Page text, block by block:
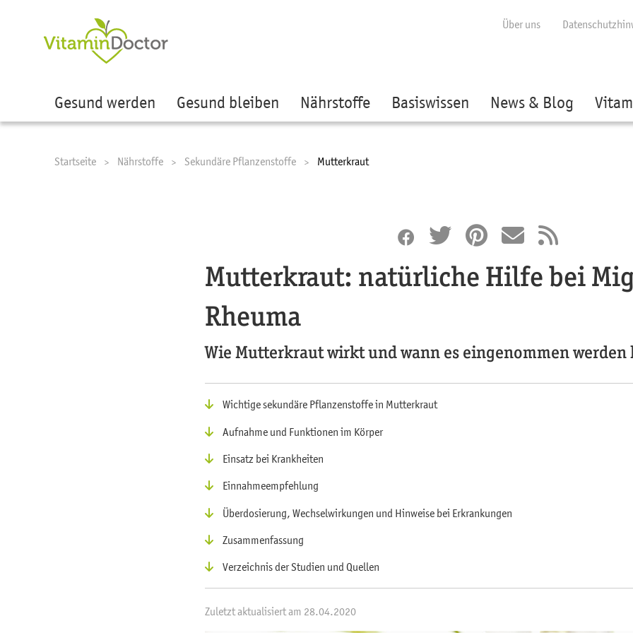
Über uns
Gesund werden Gesund bleiben Nährstoffe Basiswissen News & Blog
Startseite Nährstoffe Sekundäre Pflanzenstoffe Current:
Mutterkraut
Mutterkraut: natürliche Hilfe bei
Rheuma
Wie Mutterkraut wirkt und wann es eingenommen werden
Wichtige sekundäre Pflanzenstoffe in Mutterkraut
Aufnahme und Funktionen im Körper
Einsatz bei Krankheiten
Einnahmeempfehlung
Überdosierung, Wechselwirkungen und Hinweise bei Erkrankungen
Zusammenfassung
Verzeichnis der Studien und Quellen
Zuletzt aktualisiert am 28.04.2020